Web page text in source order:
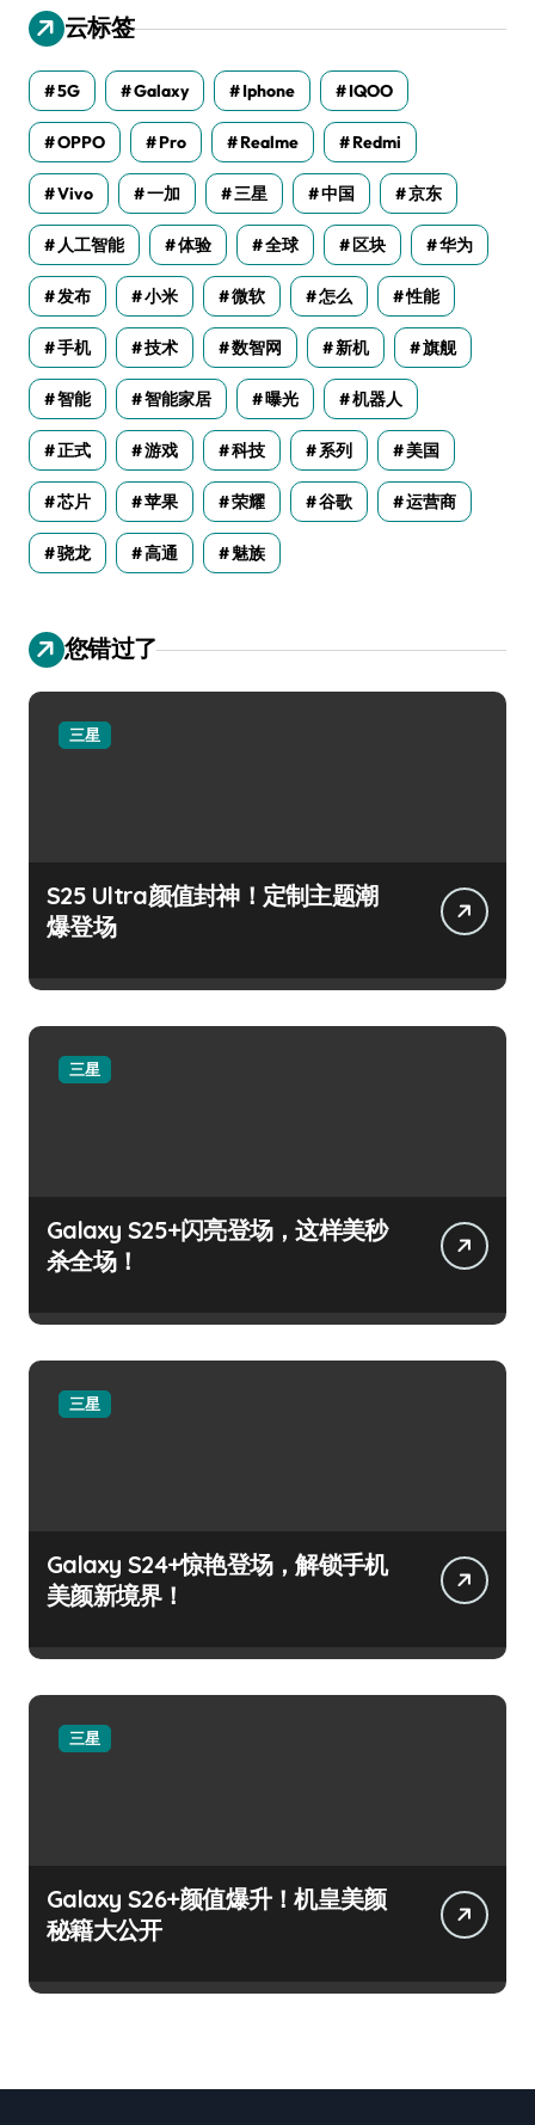
云标签
5G Galaxy Iphone IQOO
OPPO Pro Realme Redmi
Vivo 一加 三星 中国 京东
人工智能 体验 全球 区块 华为
发布 小米 微软 怎么 性能
手机 技术 数智网 新机 旗舰
智能 智能家居 曝光 机器人
正式 游戏 科技 系列 美国
芯片 苹果 荣耀 谷歌 运营商
骁龙 高通 魅族
您错过了
三星
S25 Ultra颜值封神！定制主题潮
爆登场
三星
Galaxy S25+闪亮登场，这样美秒
杀全场！
三星
Galaxy S24+惊艳登场，解锁手机
美颜新境界！
三星
Galaxy S26+颜值爆升！机皇美颜
秘籍大公开